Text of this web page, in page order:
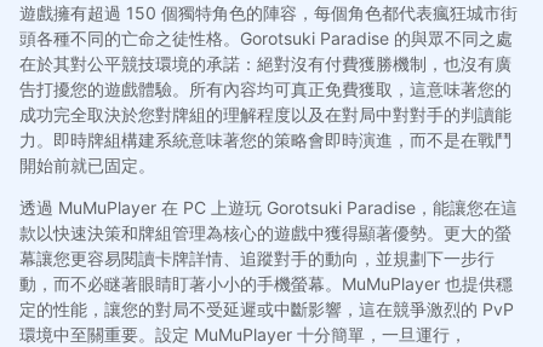
遊戲擁有超過 150 個獨特角色的陣容，每個角色都代表瘋狂城市街
頭各種不同的亡命之徒性格。Gorotsuki Paradise 的與眾不同之處
在於其對公平競技環境的承諾：絕對沒有付費獲勝機制，也沒有廣
告打擾您的遊戲體驗。所有內容均可真正免費獲取，這意味著您的
成功完全取決於您對牌組的理解程度以及在對局中對對手的判讀能
力。即時牌組構建系統意味著您的策略會即時演進，而不是在戰鬥
開始前就已固定。
透過 MuMuPlayer 在 PC 上遊玩 Gorotsuki Paradise，能讓您在這
款以快速決策和牌組管理為核心的遊戲中獲得顯著優勢。更大的螢
幕讓您更容易閱讀卡牌詳情、追蹤對手的動向，並規劃下一步行
動，而不必瞇著眼睛盯著小小的手機螢幕。MuMuPlayer 也提供穩
定的性能，讓您的對局不受延遲或中斷影響，這在競爭激烈的 PvP
環境中至關重要。設定 MuMuPlayer 十分簡單，一旦運行，